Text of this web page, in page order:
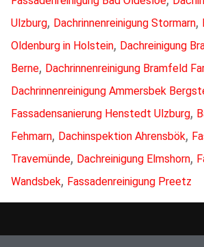
Ulzburg, Dachrinnenreinigung Stormarn,
Oldenburg in Holstein, Dachreinigung
Berne, Dachrinnenreinigung Bramfeld
Dachrinnenreinigung Ammersbek
Fassadensanierung Henstedt Ulzburg,
Fehmarn, Dachinspektion Ahrensbök,
Travemünde, Dachreinigung Elmshorn,
Wandsbek, Fassadenreinigung Preetz